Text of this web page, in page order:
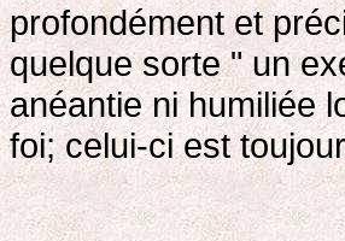
profondément et
quelque sorte " un
anéantie ni humiliée
foi; celui-ci est